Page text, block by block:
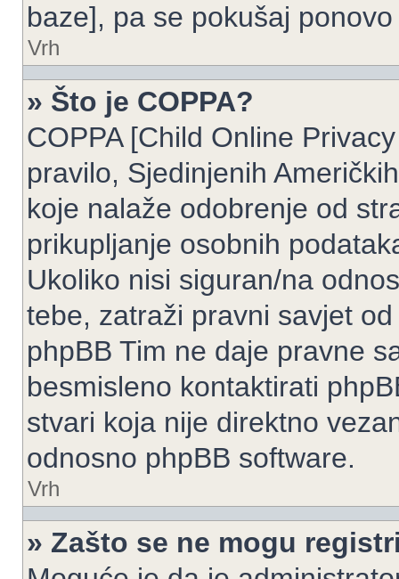
baze], pa se pokušaj
Vrh
» Što je COPPA?
COPPA [Child Online
pravilo, Sjedinjenih
koje nalaže odobrenje od
prikupljanje osobnih
Ukoliko nisi siguran/na
tebe, zatraži pravni savjet
phpBB Tim ne daje pravne
besmisleno kontaktirati
stvari koja nije direktno
odnosno phpBB software.
Vrh
» Zašto se ne mogu